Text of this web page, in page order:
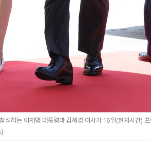
하는 이재명 대통령과 김혜경 여사가 16일(현지시간)
)